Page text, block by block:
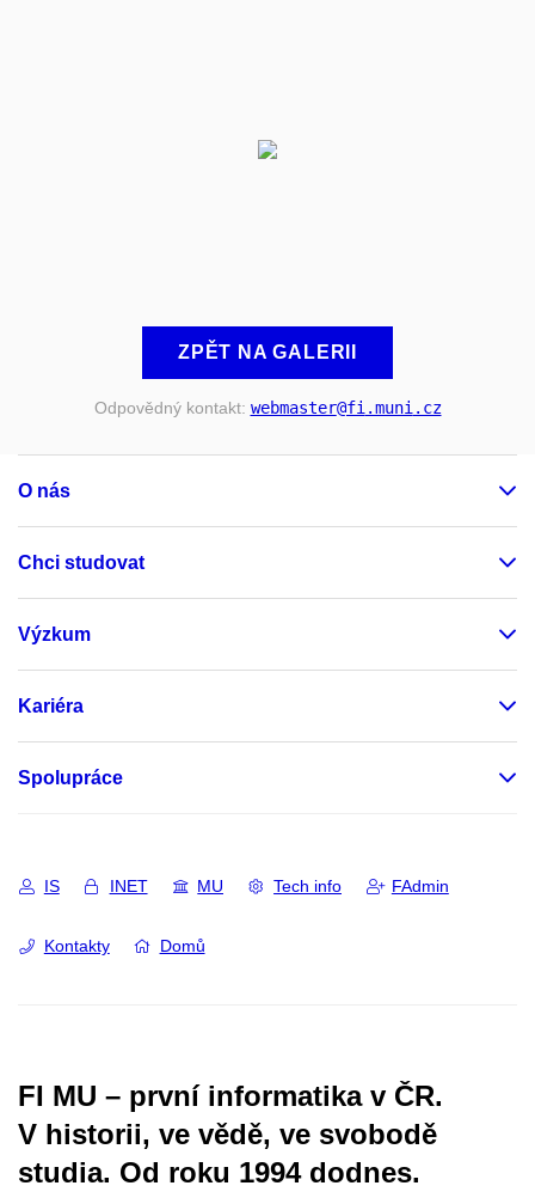
ZPĚT NA GALERII
Odpovědný kontakt: webmaster@fi .muni .cz
O nás
Chci studovat
Výzkum
Kariéra
Spolupráce
IS INET MU Tech info FAdmin
Kontakty Domů
FI MU – první informatika v ČR.
V historii, ve vědě, ve svobodě
studia. Od roku 1994 dodnes.